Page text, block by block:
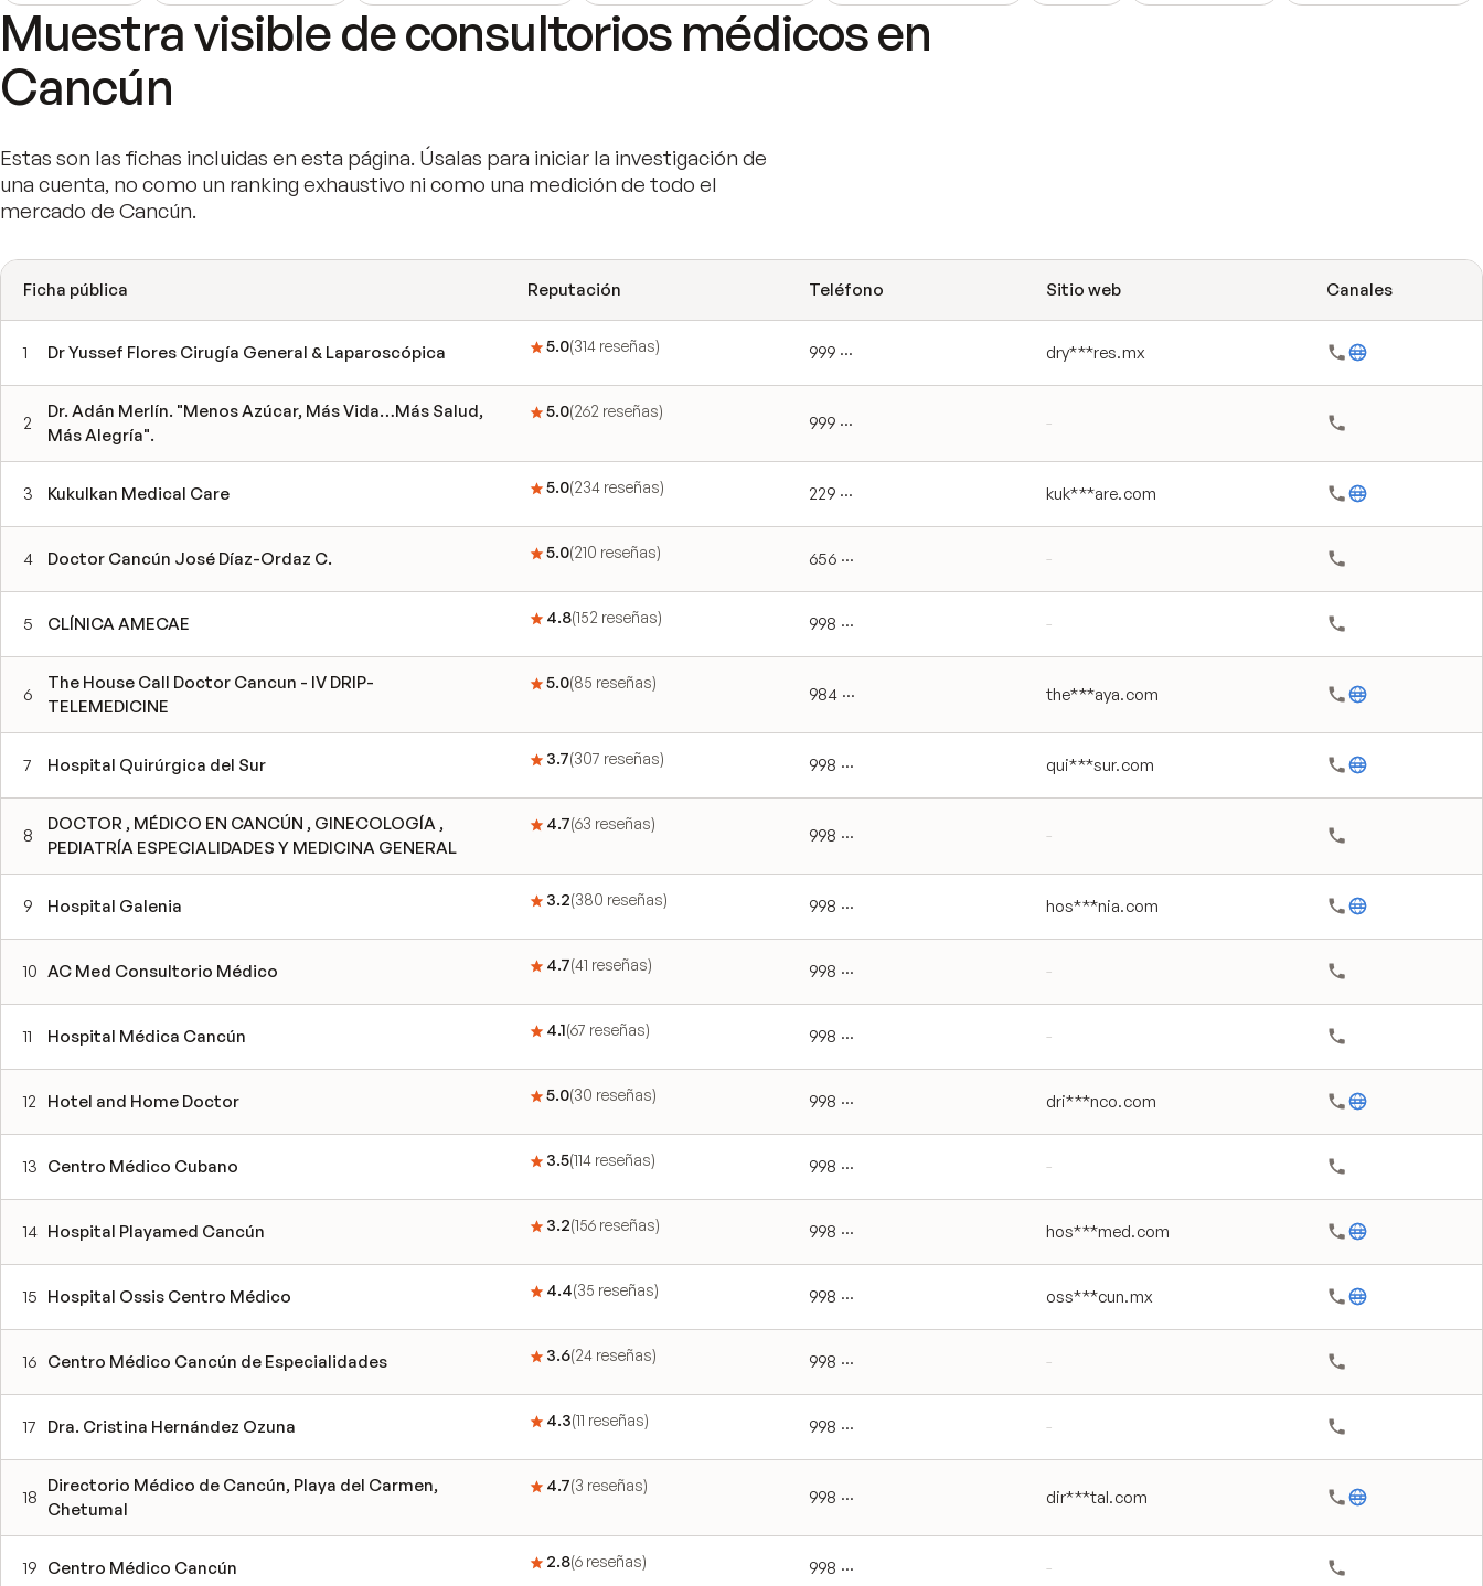
Muestra visible de consultorios médicos en
Cancún
Estas son las fichas incluidas en esta página. Úsalas para iniciar la investigación de
una cuenta, no como un ranking exhaustivo ni como una medición de todo el
mercado de Cancún.
Ficha pública Reputación Teléfono Sitio web Canales
1 Dr Yussef Flores Cirugía General & Laparoscópica 5.0(314 reseñas) 999 ··· dry***res.mx
2
Dr. Adán Merlín. "Menos Azúcar, Más Vida…Más Salud,
Más Alegría".
5.0(262 reseñas)
999 ··· -
3 Kukulkan Medical Care 5.0(234 reseñas) 229 ··· kuk***are.com
4 Doctor Cancún José Díaz-Ordaz C. 5.0(210 reseñas) 656 ··· -
5 CLÍNICA AMECAE 4.8(152 reseñas) 998 ··· -
6
The House Call Doctor Cancun - IV DRIP-
TELEMEDICINE
5.0(85 reseñas)
984 ··· the***aya.com
7 Hospital Quirúrgica del Sur 3.7(307 reseñas) 998 ··· qui***sur.com
8
DOCTOR , MÉDICO EN CANCÚN , GINECOLOGÍA ,
PEDIATRÍA ESPECIALIDADES Y MEDICINA GENERAL
4.7(63 reseñas)
998 ··· -
9 Hospital Galenia 3.2(380 reseñas) 998 ··· hos***nia.com
10 AC Med Consultorio Médico 4.7(41 reseñas) 998 ··· -
11 Hospital Médica Cancún 4.1(67 reseñas) 998 ··· -
12 Hotel and Home Doctor 5.0(30 reseñas) 998 ··· dri***nco.com
13 Centro Médico Cubano 3.5(114 reseñas) 998 ··· -
14 Hospital Playamed Cancún 3.2(156 reseñas) 998 ··· hos***med.com
15 Hospital Ossis Centro Médico 4.4(35 reseñas) 998 ··· oss***cun.mx
16 Centro Médico Cancún de Especialidades 3.6(24 reseñas) 998 ··· -
17 Dra. Cristina Hernández Ozuna 4.3(11 reseñas) 998 ··· -
18
Directorio Médico de Cancún, Playa del Carmen,
Chetumal
4.7(3 reseñas)
998 ··· dir***tal.com
19 Centro Médico Cancún 2.8(6 reseñas) 998 ··· -